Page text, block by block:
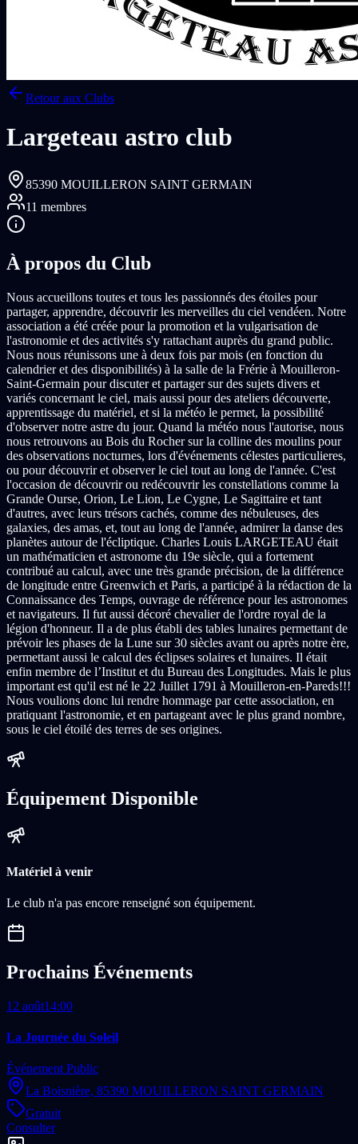
Retour aux Clubs
Largeteau astro club
85390 MOUILLERON SAINT GERMAIN
11 membres
À propos du Club
Nous accueillons toutes et tous les passionnés des étoiles pour
partager, apprendre, découvrir les merveilles du ciel vendéen. Notre
association a été créée pour la promotion et la vulgarisation de
l'astronomie et des activités s'y rattachant auprès du grand public.
Nous nous réunissons une à deux fois par mois (en fonction du
calendrier et des disponibilités) à la salle de la Frérie à Mouilleron-
Saint-Germain pour discuter et partager sur des sujets divers et
variés concernant le ciel, mais aussi pour des ateliers découverte,
apprentissage du matériel, et si la météo le permet, la possibilité
d'observer notre astre du jour. Quand la météo nous l'autorise, nous
nous retrouvons au Bois du Rocher sur la colline des moulins pour
des observations nocturnes, lors d'événements célestes particulieres,
ou pour découvrir et observer le ciel tout au long de l'année. C'est
l'occasion de découvrir ou redécouvrir les constellations comme la
Grande Ourse, Orion, Le Lion, Le Cygne, Le Sagittaire et tant
d'autres, avec leurs trésors cachés, comme des nébuleuses, des
galaxies, des amas, et, tout au long de l'année, admirer la danse des
planètes autour de l'écliptique. Charles Louis LARGETEAU était
un mathématicien et astronome du 19e siècle, qui a fortement
contribué au calcul, avec une très grande précision, de la différence
de longitude entre Greenwich et Paris, a participé à la rédaction de la
Connaissance des Temps, ouvrage de référence pour les astronomes
et navigateurs. Il fut aussi décoré chevalier de l'ordre royal de la
légion d'honneur. Il a de plus établi des tables lunaires permettant de
prévoir les phases de la Lune sur 30 siècles avant ou après notre ère,
permettant aussi le calcul des éclipses solaires et lunaires. Il était
enfin membre de l’Institut et du Bureau des Longitudes. Mais le plus
important est qu'il est né le 22 Juillet 1791 à Mouilleron-en-Pareds!!!
Nous voulions donc lui rendre hommage par cette association, en
pratiquant l'astronomie, et en partageant avec le plus grand nombre,
sous le ciel étoilé des terres de ses origines.
Équipement Disponible
Matériel à venir
Le club n'a pas encore renseigné son équipement.
Prochains Événements
12 août14:00
La Journée du Soleil
Événement Public
La Boisnière, 85390 MOUILLERON SAINT GERMAIN
Gratuit
Consulter